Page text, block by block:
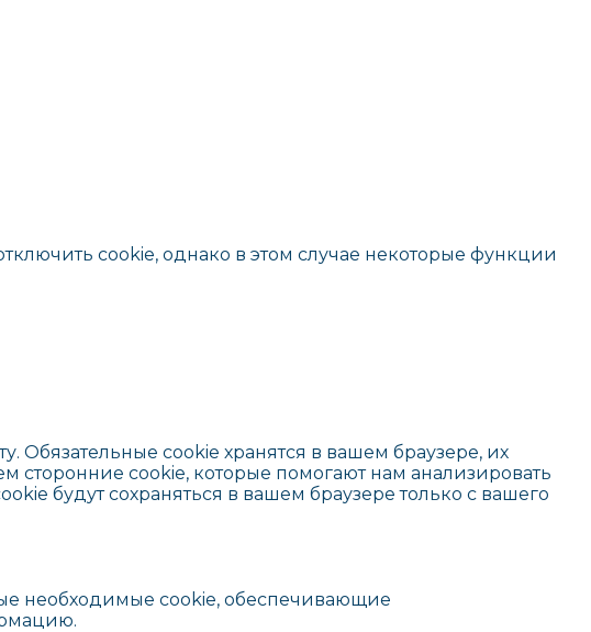
cookie, однако в этом случае некоторые функции
Обязательные cookie хранятся в вашем браузере, их
сторонние cookie, которые помогают нам анализировать
будут сохраняться в вашем браузере только с вашего
необходимые cookie, обеспечивающие